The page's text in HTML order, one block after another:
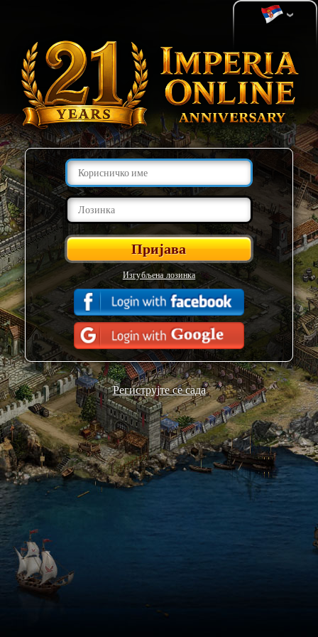
Изгубљена лозинка
Региструјте се сада